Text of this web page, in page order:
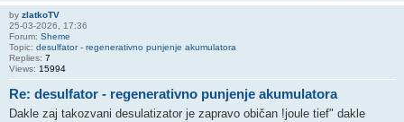
by zlatkoTV
25-03-2026, 17:36
Forum: Sheme
Topic: desulfator - regenerativno punjenje akumulatora
Replies: 7
Views: 15994
Re: desulfator - regenerativno punjenje akumulatora
Dakle zaj takozvani desulatizator je zapravo običan !joule tief" dakle